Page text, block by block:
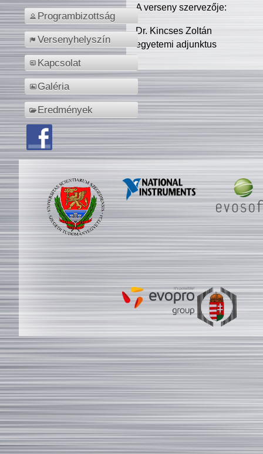
Programbizottság
Versenyhelyszín
Kapcsolat
Galéria
Eredmények
A verseny szervezője:
Dr. Kincses Zoltán
egyetemi adjunktus